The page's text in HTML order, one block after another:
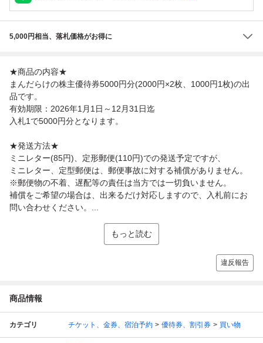
5,000円相当、落札価格がお得に
★商品の内容★
まんだらけの株主優待券5000円分(2000円×2枚、1000円1枚)の出
品です。
有効期限：2026年1月1日～12月31日迄
入札1で5000円分となります。
★発送方法★
ミニレター(85円)、定形郵便(110円)での発送予定ですが、
ミニレター、定型郵便は、郵便事故に対する補償がありません。
※郵便物の不着、遅配等の責任は当方では一切負いません。
補償をご希望の場合は、出来るだけ対応しますので、入札前にお
問い合わせください。...
もっと読む
違反報告
商品情報
カテゴリ チケット、金券、宿泊予約 優待券、割引券 買い物